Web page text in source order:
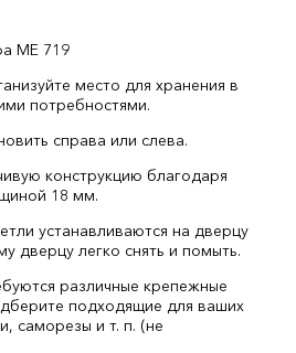
ME 719
место для хранения в
потребностями.
справа или слева.
конструкцию благодаря
18 мм.
устанавливаются на дверцу
дверцу легко снять и помыть.
различные крепежные
подходящие для ваших
саморезы и т. п. (не